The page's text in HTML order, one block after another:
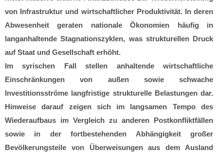
von Infrastruktur und wirtschaftlicher Produktivität. In deren
Abwesenheit geraten nationale Ökonomien häufig in
langanhaltende Stagnationszyklen, was strukturellen Druck
auf Staat und Gesellschaft erhöht.
Im syrischen Fall stellen anhaltende wirtschaftliche
Einschränkungen von außen sowie schwache
Investitionsströme langfristige strukturelle Belastungen dar.
Hinweise darauf zeigen sich im langsamen Tempo des
Wiederaufbaus im Vergleich zu anderen Postkonfliktfällen
sowie in der fortbestehenden Abhängigkeit großer
Bevölkerungsteile von Überweisungen aus dem Ausland